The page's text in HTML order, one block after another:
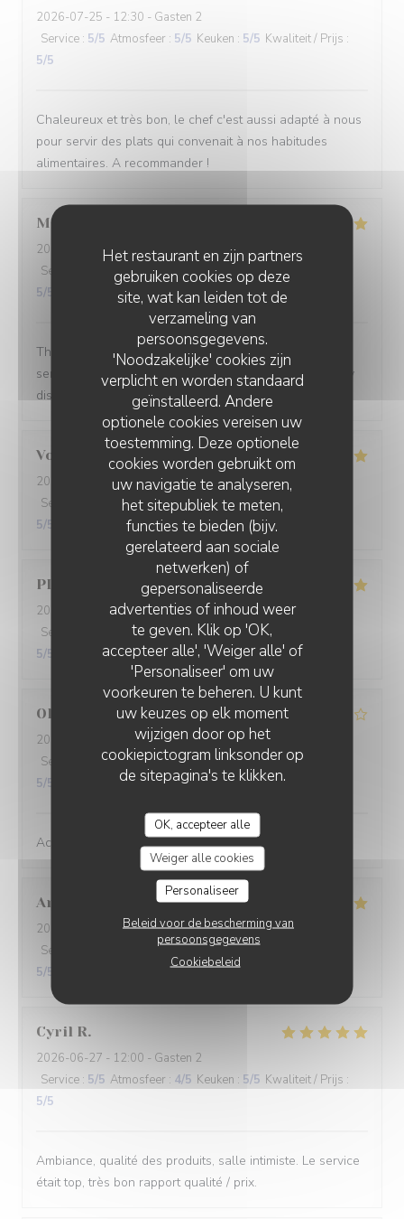
Het restaurant en zijn partners
gebruiken cookies op deze
site, wat kan leiden tot de
verzameling van
persoonsgegevens.
'Noodzakelijke' cookies zijn
verplicht en worden standaard
geïnstalleerd. Andere
optionele cookies vereisen uw
toestemming. Deze optionele
cookies worden gebruikt om
uw navigatie te analyseren,
het sitepubliek te meten,
functies te bieden (bijv.
gerelateerd aan sociale
netwerken) of
gepersonaliseerde
advertenties of inhoud weer
te geven. Klik op 'OK,
accepteer alle', 'Weiger alle' of
'Personaliseer' om uw
voorkeuren te beheren. U kunt
uw keuzes op elk moment
wijzigen door op het
cookiepictogram linksonder op
de sitepagina's te klikken.
OK, accepteer alle
Weiger alle cookies
Personaliseer
Beleid voor de bescherming van
persoonsgegevens
Cookiebeleid
2026-07-25 - 12:30 - Gasten 2
Service : 5/5 Atmosfeer : 5/5 Keuken : 5/5 Kwaliteit / Prijs :
5/5
Chaleureux et très bon, le chef c'est aussi adapté à nous
pour servir des plats qui convenait à nos habitudes
alimentaires. A recommander !
Magnus
2026-07-17 - 20:00 - Gasten 2
Service
Atmosfeer: 5 /5 Keuken :5/5 Kwaliteit / Prijs
5/5
This is one of the best meals I've had in France. The
service, like the salon, is low-key and unintrusive. Every
dish was very tasty, and the theme was consistent.
Voisin
2026-07-11
- 12:45 - Gasten 2
Service
Atmosfeer: 5 /5 Keuken 5/5 Kwaliteit / Prijs
5/5
PIERRE
2026-07-10
- 20:30 - Gasten 2
Service
Atmosfeer: 5/5 Keuken: 5/5 Kwaliteit / Prijs
5/5
Olivier
2026-07-03
- 12:00 - Gasten 2
Service
/5 Atmosfeer:5/5 Keuken: 4/5 Kwaliteit / Prijs
5/5
Accueil et service parfaits; bon rapport qualité-prix
Annie
2026-07-01
- 12:15 - Gasten 6
Service
Atmosfeer:5/5 Keuken:5/5
5/5
Cyril R
2026-06-27 - 12:00 - Gasten 2
Service : 5/5 Atmosfeer : 4/5 Keuken : 5/5 Kwaliteit / Prijs :
5/5
Ambiance, qualité des produits, salle intimiste. Le service
était top, très bon rapport qualité / prix.